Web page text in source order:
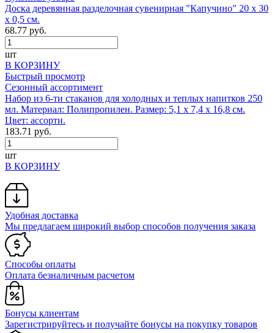
Доска деревянная разделочная сувенирная "Капучино" 20 х 30
х 0,5 см.
68.77 руб.
шт
В КОРЗИНУ
Быстрый просмотр
Сезонный ассортимент
Набор из 6-ти стаканов для холодных и теплых напитков 250
мл. Материал: Полипропилен. Размер: 5,1 х 7,4 х 16,8 см.
Цвет: ассорти.
183.71 руб.
шт
В КОРЗИНУ
Удобная доставка
Мы предлагаем широкий выбор способов получения заказа
Способы оплаты
Оплата безналичным расчетом
Бонусы клиентам
Зарегистрируйтесь и получайте бонусы на покупку товаров